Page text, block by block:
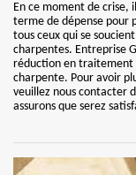
En ce moment de crise,
terme de dépense pour
tous ceux qui se
charpentes. Entreprise
réduction en
charpente. Pour avoir
veuillez nous contacter
assurons que serez